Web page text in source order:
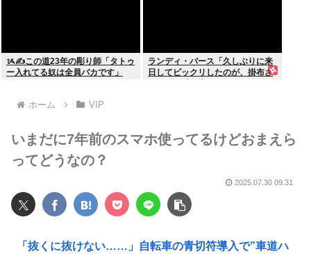
ᝰ✍この道23年の彫り師「タトゥ
ー入れてる奴は全員バカです」
ランディ・バース「久しぶりに来
日してビックリしたのが、掛布さ
ホーム VIP
いまだに7年前のスマホ使ってるけどおまえら
ってどうなの？
2025.07.30 09:31
「抜くに抜けない……」自転車の青切符導入で”車道ハ